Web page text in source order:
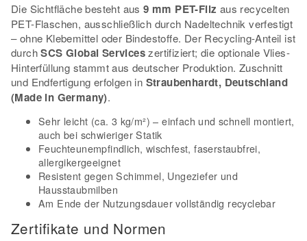
Die Sichtfläche besteht aus9 mm PET-Filz aus recycelten
PET-Flaschen, ausschließlich durch Nadeltechnik verfestigt
– ohne Klebemittel oder Bindestoffe. Der Recycling-Anteil ist
durchSCS Global Serviceszertifiziert; die optionale Vlies-
Hinterfüllung stammt aus deutscher Produktion. Zuschnitt
und Endfertigung erfolgen in Straubenhardt, Deutschland
(Made in Germany).
Sehr leicht (ca. 3 kg/m²) – einfach und schnell montiert,
auch bei schwieriger Statik
Feuchteunempfindlich, wischfest, faserstaubfrei,
allergikergeeignet
Resistent gegen Schimmel, Ungeziefer und
Hausstaubmilben
Am Ende der Nutzungsdauer vollständig recyclebar
Zertifikate und Normen